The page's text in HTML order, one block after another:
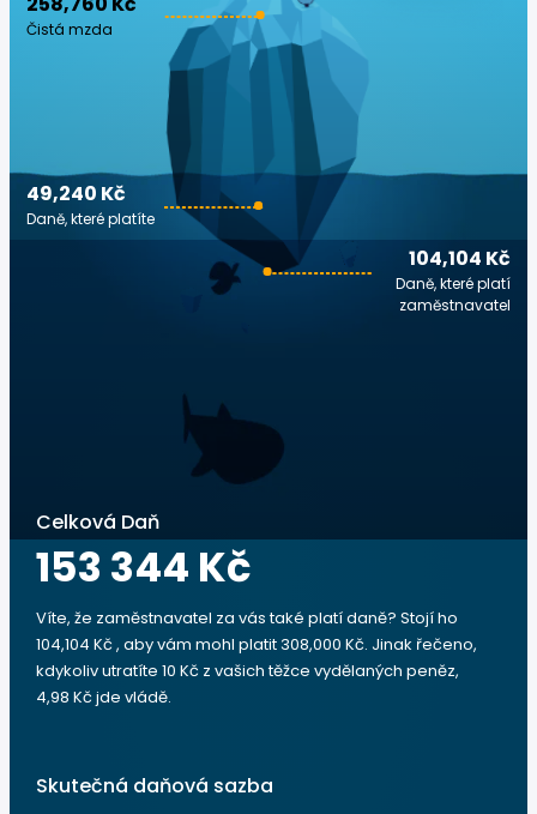
Čistá mzda
104,104 Kč
Daně, které platí
zaměstnavatel
49,240 Kč
Daně, které platíte
Celková Daň
153 344 Kč
Víte, že zaměstnavatel za vás také platí daně? Stojí ho
104,104 Kč , aby vám mohl platit 308,000 Kč. Jinak řečeno,
kdykoliv utratíte 10 Kč z vašich těžce vydělaných peněz,
4,98 Kč jde vládě.
Skutečná daňová sazba